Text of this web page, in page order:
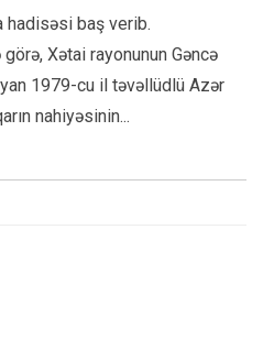
hadisəsi baş verib.
Xətai rayonunun Gəncə
1979-cu il təvəllüdlü Azər
nahiyəsinin...